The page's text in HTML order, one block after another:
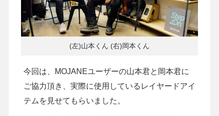
(左)山本くん (右)岡本くん
今回は、MOJANEユーザーの山本君と岡本君に
ご協力頂き、実際に使用しているレイヤードアイ
テムを見せてもらいました。